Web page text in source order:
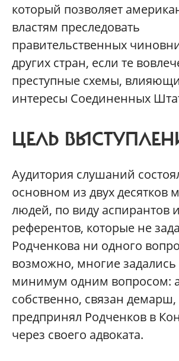
который позволяет
властям преследовать
правительственных
других стран, если те
преступные схемы,
интересы Соединенных
ЦЕЛЬ
Аудитория слушаний
основном из двух десятков
людей, по виду аспирантов
референтов, которые не
Родченкова ни одного
возможно, многие задались
минимум одним вопросом:
собственно, связан
предпринял Родченков в
через своего адвоката.